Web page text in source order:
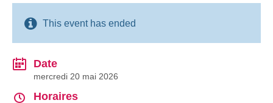
This event has ended
Date
mercredi 20 mai 2026
Horaires